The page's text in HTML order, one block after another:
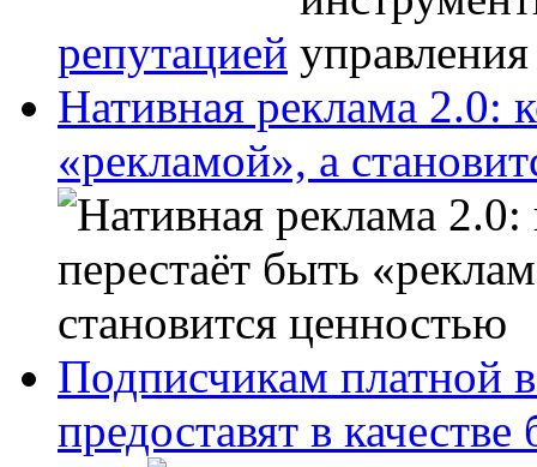
репутацией
Нативная реклама 2.0:
«рекламой», а
Подписчикам платной
предоставят в